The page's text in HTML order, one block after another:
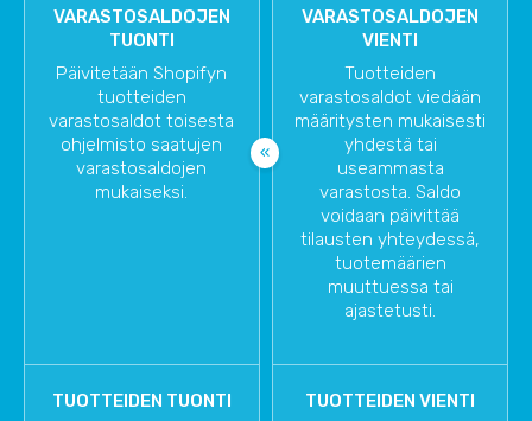
VARASTOSALDOJEN
TUONTI
Päivitetään Shopifyn
tuotteiden
varastosaldot toisesta
ohjelmisto saatujen
varastosaldojen
mukaiseksi.
VARASTOSALDOJEN
VIENTI
Tuotteiden
varastosaldot viedään
määritysten mukaisesti
yhdestä tai
useammasta
varastosta. Saldo
voidaan päivittää
tilausten yhteydessä,
tuotemäärien
muuttuessa tai
ajastetusti.
TUOTTEIDEN TUONTI
TUOTTEIDEN VIENTI